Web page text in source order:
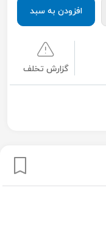
افزودن به سبد
گزارش تخلف